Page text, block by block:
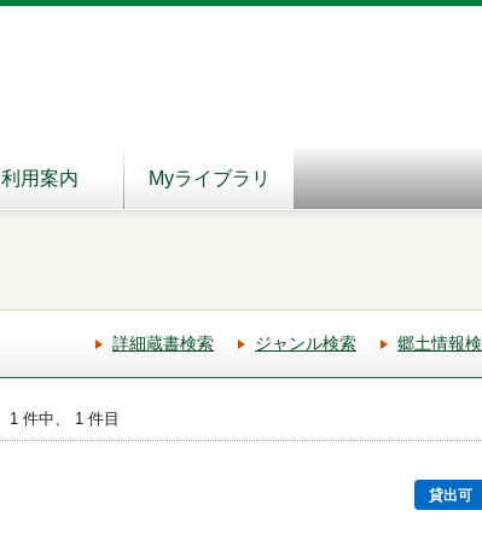
利用案内 Myライブラリ
詳細蔵書検索 ジャンル検索 郷土情報
1 件中、 1 件目
貸出可